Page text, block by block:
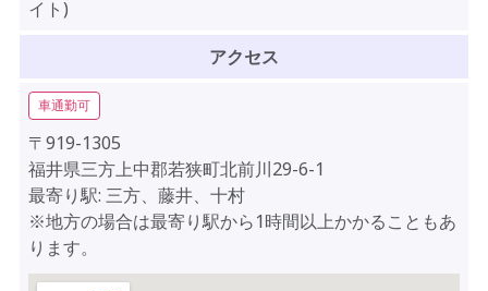
イト)
アクセス
車通勤可
〒919-1305
福井県三方上中郡若狭町北前川29-6-1
最寄り駅: 三方、藤井、十村
※地方の場合は最寄り駅から1時間以上かかることもあ
ります。